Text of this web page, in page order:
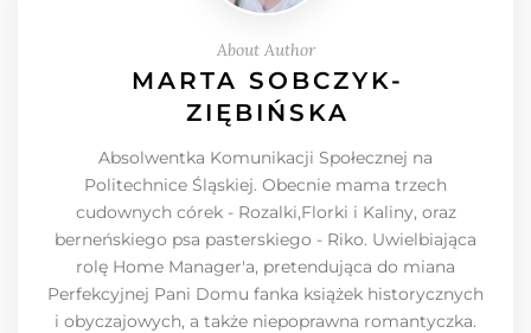
About Author
MARTA SOBCZYK-
ZIĘBIŃSKA
Absolwentka Komunikacji Społecznej na
Politechnice Śląskiej. Obecnie mama trzech
cudownych córek - Rozalki,Florki i Kaliny, oraz
berneńskiego psa pasterskiego - Riko. Uwielbiająca
rolę Home Manager'a, pretendująca do miana
Perfekcyjnej Pani Domu fanka książek historycznych
i obyczajowych, a także niepoprawna romantyczka.